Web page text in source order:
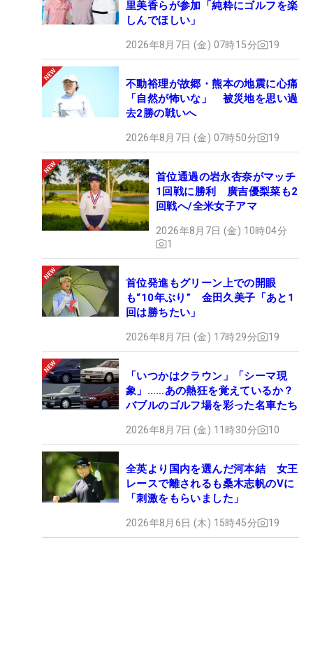
里美香らが参加「純粋にゴルフを楽
しんでほしい」
2026年8月7日 (金) 07時15分 19
不動裕理が故郷・熊本の地震に心痛
「自然が怖いな」 被災地を思い過
去2勝の戦いへ
2026年8月7日 (金) 07時50分 19
首位通過の岩永杏奈がマッチ
1回戦に勝利 廣吉優梨菜も2
回戦へ/全米女子アマ
2026年8月7日 (金) 10時04分
1
首位発進もグリーン上での開眼
も“10年ぶり” 金田久美子「あと1
回は勝ちたい」
2026年8月7日 (金) 17時29分 19
「いつかはクラウン」「シーマ現
象」……あの熱狂を覚えているか？
バブルのゴルフ場を彩った名車たち
2026年8月7日 (金) 11時30分 10
全英より国内を選んだ河本結 女王
レースで離されるも桑木志帆のVに
「刺激をもらいました」
2026年8月6日 (木) 15時45分 19